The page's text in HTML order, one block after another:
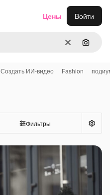
ОчиститьПоиск
Цены Войти
Создать ИИ-видео Fashion
Фильтры